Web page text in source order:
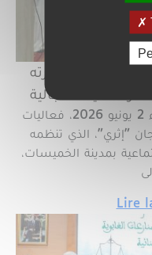
يفتتح دورته
والتنمية المجالية
انطلقت مساء يوم الثلاثاء 2 يونيو 2026، فعاليات
"إثري"، الذي تنظمه
بمدينة الخميسات،
Lire